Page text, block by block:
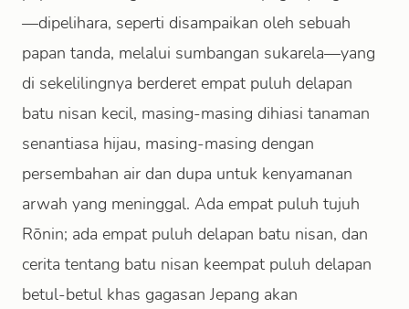
—dipelihara, seperti disampaikan oleh sebuah
papan tanda, melalui sumbangan sukarela—yang
di sekelilingnya berderet empat puluh delapan
batu nisan kecil, masing-masing dihiasi tanaman
senantiasa hijau, masing-masing dengan
persembahan air dan dupa untuk kenyamanan
arwah yang meninggal. Ada empat puluh tujuh
Rōnin; ada empat puluh delapan batu nisan, dan
cerita tentang batu nisan keempat puluh delapan
betul-betul khas gagasan Jepang akan